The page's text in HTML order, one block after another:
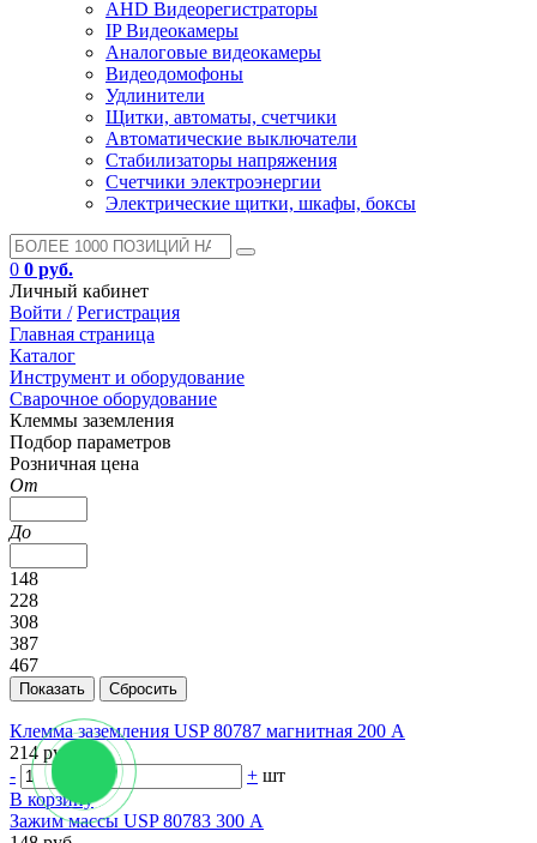
AHD Видеорегистраторы
IP Видеокамеры
Аналоговые видеокамеры
Видеодомофоны
Удлинители
Щитки, автоматы, счетчики
Автоматические выключатели
Стабилизаторы напряжения
Счетчики электроэнергии
Электрические щитки, шкафы, боксы
0 0 руб.
Личный кабинет
Войти / Регистрация
Главная страница
Каталог
Инструмент и оборудование
Сварочное оборудование
Клеммы заземления
Подбор параметров
Розничная цена
От
До
148
228
308
387
467
Клемма заземления USP 80787 магнитная 200 А
214 руб.
-
+ шт
В корзину
Зажим массы USP 80783 300 А